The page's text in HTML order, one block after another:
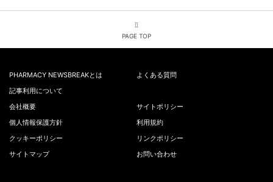
PAGE TOP
PHARMACY NEWSBREAKとは
よくある質問
記事利用について
会社概要
サイトポリシー
個人情報保護方針
利用規約
クッキーポリシー
リンクポリシー
サイトマップ
お問い合わせ